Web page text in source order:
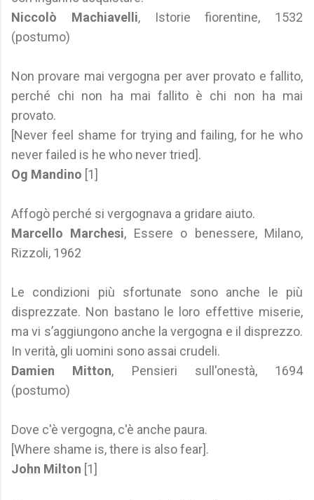
Niccolò Machiavelli, Istorie fiorentine, 1532
(postumo)
Non provare mai vergogna per aver provato e fallito,
perché chi non ha mai fallito è chi non ha mai
provato.
[Never feel shame for trying and failing, for he who
never failed is he who never tried].
Og Mandino [1]
Affogò perché si vergognava a gridare aiuto.
Marcello Marchesi, Essere o benessere, Milano,
Rizzoli, 1962
Le condizioni più sfortunate sono anche le più
disprezzate. Non bastano le loro effettive miserie,
ma vi s’aggiungono anche la vergogna e il disprezzo.
In verità, gli uomini sono assai crudeli.
Damien Mitton, Pensieri sull'onestà, 1694
(postumo)
Dove c'è vergogna, c'è anche paura.
[Where shame is, there is also fear].
John Milton [1]